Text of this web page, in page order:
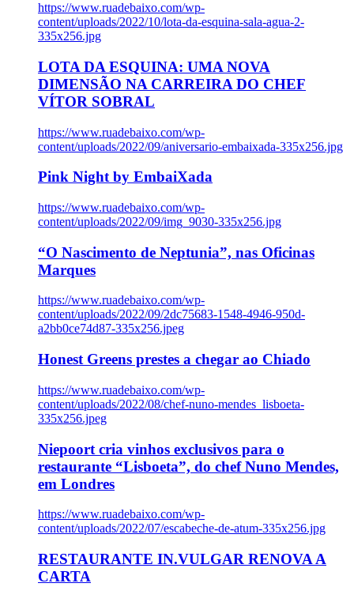
https://www.ruadebaixo.com/wp-
content/uploads/2022/10/lota-da-esquina-sala-agua-2-
335x256.jpg
LOTA DA ESQUINA: UMA NOVA
DIMENSÃO NA CARREIRA DO CHEF
VÍTOR SOBRAL
https://www.ruadebaixo.com/wp-
content/uploads/2022/09/aniversario-embaixada-335x256.jpg
Pink Night by EmbaiXada
https://www.ruadebaixo.com/wp-
content/uploads/2022/09/img_9030-335x256.jpg
“O Nascimento de Neptunia”, nas Oficinas
Marques
https://www.ruadebaixo.com/wp-
content/uploads/2022/09/2dc75683-1548-4946-950d-
a2bb0ce74d87-335x256.jpeg
Honest Greens prestes a chegar ao Chiado
https://www.ruadebaixo.com/wp-
content/uploads/2022/08/chef-nuno-mendes_lisboeta-
335x256.jpeg
Niepoort cria vinhos exclusivos para o
restaurante “Lisboeta”, do chef Nuno Mendes,
em Londres
https://www.ruadebaixo.com/wp-
content/uploads/2022/07/escabeche-de-atum-335x256.jpg
RESTAURANTE IN.VULGAR RENOVA A
CARTA